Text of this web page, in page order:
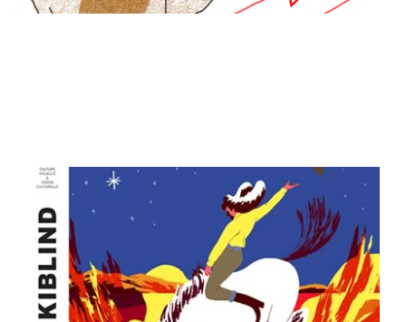
Lyon